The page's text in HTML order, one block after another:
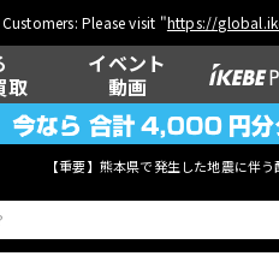
Please visit "https://
取
イベント
動画
【重要】熊本県で発生した地震に伴